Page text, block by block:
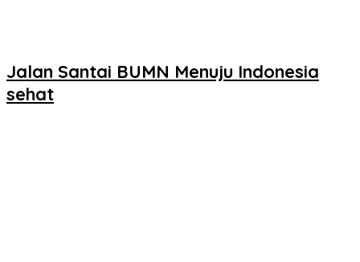
Jalan Santai BUMN Menuju Indonesia
sehat